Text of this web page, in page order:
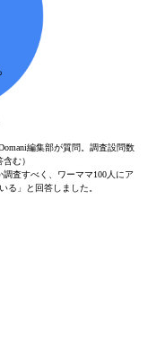
編集部が質問。調査設問数
む）
査すべく、ワーママ100人にア
る」と回答しました。